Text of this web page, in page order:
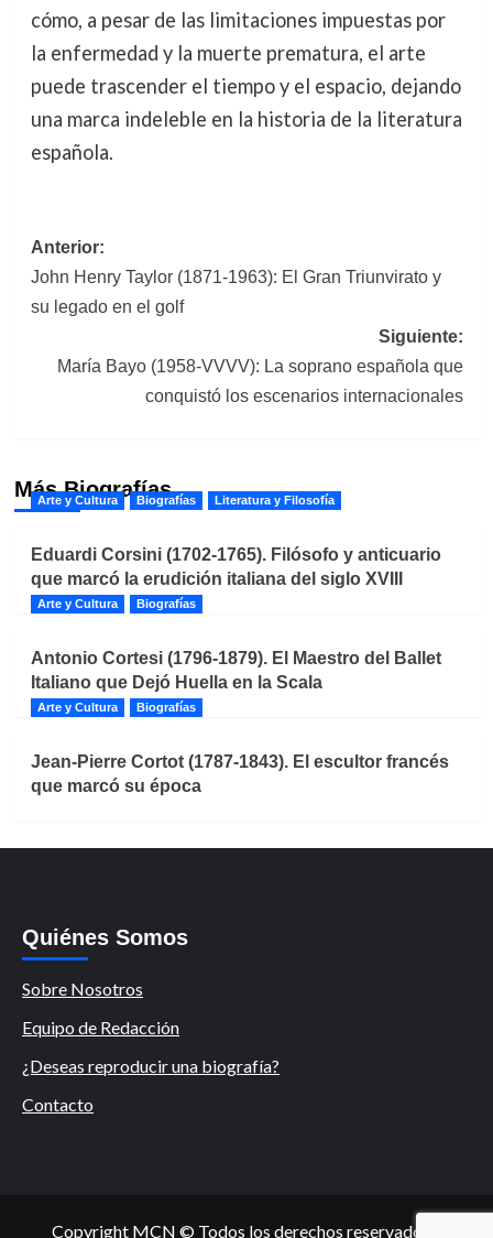
cómo, a pesar de las limitaciones impuestas por
la enfermedad y la muerte prematura, el arte
puede trascender el tiempo y el espacio, dejando
una marca indeleble en la historia de la literatura
española.
Navegación
de
entradas
Anterior:
John Henry Taylor (1871-1963): El Gran Triunvirato y
su legado en el golf
Siguiente:
María Bayo (1958-VVVV): La soprano española que
conquistó los escenarios internacionales
Más Biografías
Arte y Cultura Biografías Literatura y Filosofía
Eduardi Corsini (1702-1765). Filósofo y anticuario
que marcó la erudición italiana del siglo XVIII
Arte y Cultura Biografías
Antonio Cortesi (1796-1879). El Maestro del Ballet
Italiano que Dejó Huella en la Scala
Arte y Cultura Biografías
Jean-Pierre Cortot (1787-1843). El escultor francés
que marcó su época
Quiénes Somos
Sobre Nosotros
Equipo de Redacción
¿Deseas reproducir una biografía?
Contacto
Copyright MCN © Todos los derechos reservados.